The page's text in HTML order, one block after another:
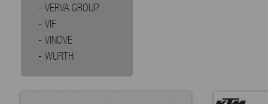
VERVA GROUP
VIF
VINOVE
WURTH